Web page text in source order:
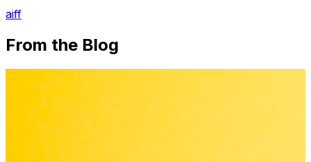
aiff
From the Blog